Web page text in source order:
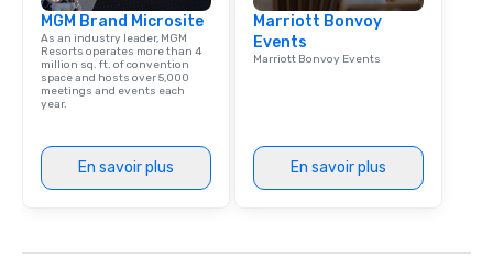
MGM Brand Microsite
As an industry leader, MGM
Resorts operates more than 4
million sq. ft. of convention
space and hosts over 5,000
meetings and events each
year.
En savoir plus
Marriott Bonvoy
Events
Marriott Bonvoy Events
En savoir plus